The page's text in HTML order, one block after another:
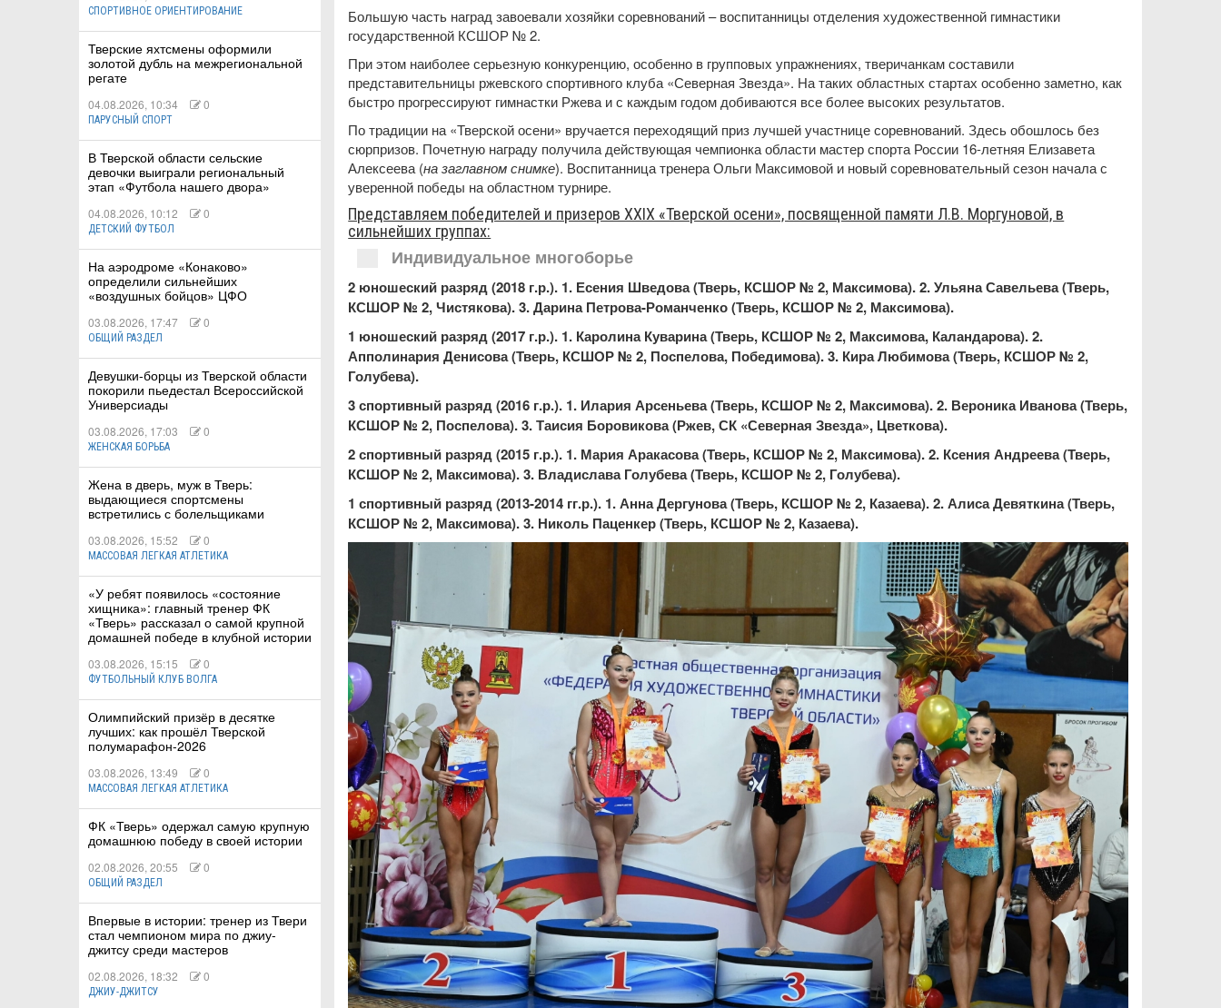
СПОРТИВНОЕ ОРИЕНТИРОВАНИЕ
Тверские яхтсмены оформили
золотой дубль на межрегиональной
регате
04.08.2026, 10:34 0
ПАРУСНЫЙ СПОРТ
В Тверской области сельские
девочки выиграли региональный
этап «Футбола нашего двора»
04.08.2026, 10:12 0
ДЕТСКИЙ ФУТБОЛ
На аэродроме «Конаково»
определили сильнейших
«воздушных бойцов» ЦФО
03.08.2026, 17:47 0
ОБЩИЙ РАЗДЕЛ
Девушки-борцы из Тверской области
покорили пьедестал Всероссийской
Универсиады
03.08.2026, 17:03 0
ЖЕНСКАЯ БОРЬБА
Жена в дверь, муж в Тверь:
выдающиеся спортсмены
встретились с болельщиками
03.08.2026, 15:52 0
МАССОВАЯ ЛЕГКАЯ АТЛЕТИКА
«У ребят появилось «состояние
хищника»: главный тренер ФК
«Тверь» рассказал о самой крупной
домашней победе в клубной истории
03.08.2026, 15:15 0
ФУТБОЛЬНЫЙ КЛУБ ВОЛГА
Олимпийский призёр в десятке
лучших: как прошёл Тверской
полумарафон-2026
03.08.2026, 13:49 0
МАССОВАЯ ЛЕГКАЯ АТЛЕТИКА
ФК «Тверь» одержал самую крупную
домашнюю победу в своей истории
02.08.2026, 20:55 0
ОБЩИЙ РАЗДЕЛ
Впервые в истории: тренер из Твери
стал чемпионом мира по джиу-
джитсу среди мастеров
02.08.2026, 18:32 0
ДЖИУ-ДЖИТСУ
Большую часть наград завоевали хозяйки соревнований – воспитанницы отделения художественной гимнастики
государственной КСШОР № 2.
При этом наиболее серьезную конкуренцию, особенно в групповых упражнениях, тверичанкам составили
представительницы ржевского спортивного клуба «Северная Звезда». На таких областных стартах особенно заметно, как
быстро прогрессируют гимнастки Ржева и с каждым годом добиваются все более высоких результатов.
По традиции на «Тверской осени» вручается переходящий приз лучшей участнице соревнований. Здесь обошлось без
сюрпризов. Почетную награду получила действующая чемпионка области мастер спорта России 16-летняя Елизавета
Алексеева (на заглавном снимке). Воспитанница тренера Ольги Максимовой и новый соревновательный сезон начала с
уверенной победы на областном турнире.
Представляем победителей и призеров ХХIХ «Тверской осени», посвященной памяти Л.В. Моргуновой, в
сильнейших группах:
Индивидуальное многоборье
2 юношеский разряд (2018 г.р.). 1. Есения Шведова (Тверь, КСШОР № 2, Максимова). 2. Ульяна Савельева (Тверь,
КСШОР № 2, Чистякова). 3. Дарина Петрова-Романченко (Тверь, КСШОР № 2, Максимова).
1 юношеский разряд (2017 г.р.). 1. Каролина Куварина (Тверь, КСШОР № 2, Максимова, Каландарова). 2.
Апполинария Денисова (Тверь, КСШОР № 2, Поспелова, Победимова). 3. Кира Любимова (Тверь, КСШОР № 2,
Голубева).
3 спортивный разряд (2016 г.р.). 1. Илария Арсеньева (Тверь, КСШОР № 2, Максимова). 2. Вероника Иванова (Тверь,
КСШОР № 2, Поспелова). 3. Таисия Боровикова (Ржев, СК «Северная Звезда», Цветкова).
2 спортивный разряд (2015 г.р.). 1. Мария Аракасова (Тверь, КСШОР № 2, Максимова). 2. Ксения Андреева (Тверь,
КСШОР № 2, Максимова). 3. Владислава Голубева (Тверь, КСШОР № 2, Голубева).
1 спортивный разряд (2013-2014 гг.р.). 1. Анна Дергунова (Тверь, КСШОР № 2, Казаева). 2. Алиса Девяткина (Тверь,
КСШОР № 2, Максимова). 3. Николь Паценкер (Тверь, КСШОР № 2, Казаева).